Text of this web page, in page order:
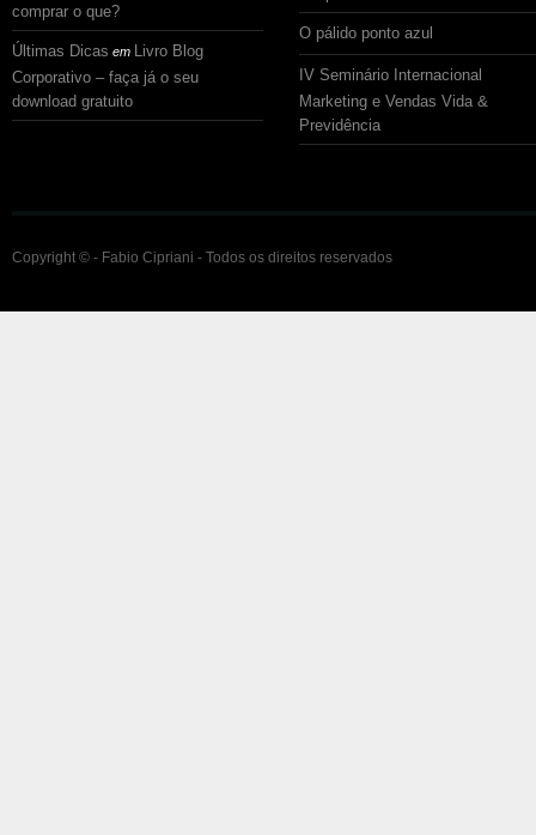
comprar o que?
Últimas Dicas em Livro Blog
Corporativo – faça já o seu
download gratuito
O pálido ponto azul
IV Seminário Internacional
Marketing e Vendas Vida &
Previdência
Copyright © - Fabio Cipriani - Todos os direitos reservados